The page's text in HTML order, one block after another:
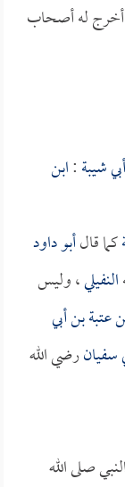
له أصحاب
شيبة:ابن
كما قالأبو داود
النفيلي، وليس
عتبة بن أبي
سفيانرضي الله
صلى الله